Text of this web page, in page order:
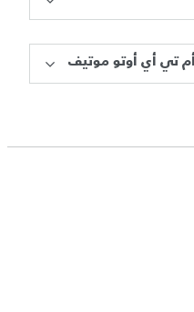
تي أي أوتو موتيف